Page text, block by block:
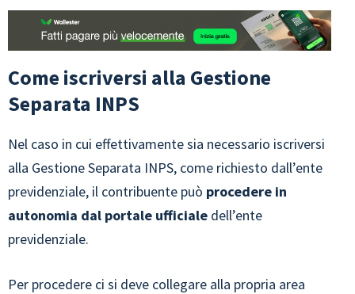
Come iscriversi alla Gestione
Separata INPS
Nel caso in cui effettivamente sia necessario iscriversi
alla Gestione Separata INPS, come richiesto dall’ente
previdenziale, il contribuente può procedere in
autonomia dal portale ufficiale dell’ente
previdenziale.
Per procedere ci si deve collegare alla propria area